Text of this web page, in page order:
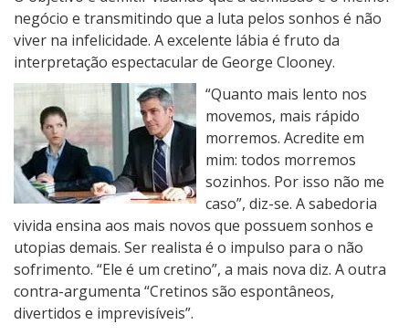
negócio e transmitindo que a luta pelos sonhos é não
viver na infelicidade. A excelente lábia é fruto da
interpretação espectacular de George Clooney.
“Quanto mais lento nos
movemos, mais rápido
morremos. Acredite em
mim: todos morremos
sozinhos. Por isso não me
caso”, diz-se. A sabedoria
vivida ensina aos mais novos que possuem sonhos e
utopias demais. Ser realista é o impulso para o não
sofrimento. “Ele é um cretino”, a mais nova diz. A outra
contra-argumenta “Cretinos são espontâneos,
divertidos e imprevisíveis”.